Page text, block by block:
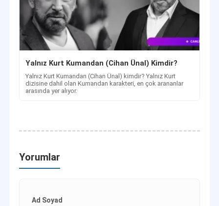
Yalnız Kurt Kumandan (Cihan Ünal) Kimdir?
Yalnız Kurt Kumandan (Cihan Ünal) kimdir? Yalnız Kurt
dizisine dahil olan Kumandan karakteri, en çok arananlar
arasında yer alıyor.
Yorumlar
Ad Soyad